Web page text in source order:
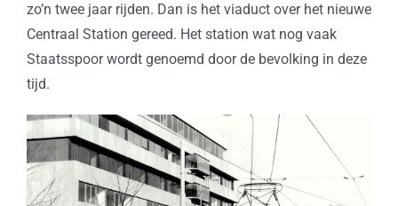
zo’n twee jaar rijden. Dan is het viaduct over het nieuwe
Centraal Station gereed. Het station wat nog vaak
Staatsspoor wordt genoemd door de bevolking in deze
tijd.